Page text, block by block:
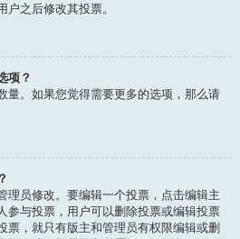
之后修改其投票。
项？
量。如果您觉得需要更多的选项，那么请
理员修改。要编辑一个投票，点击编辑主
参与投票，用户可以删除投票或编辑投票
票，就只有版主和管理员有权限编辑或删